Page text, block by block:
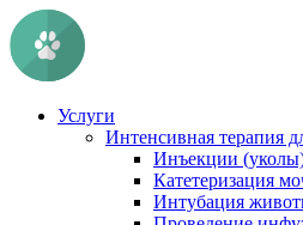
Услуги
Интенсивная терапия
Инъекции
Катетеризация
Интубация